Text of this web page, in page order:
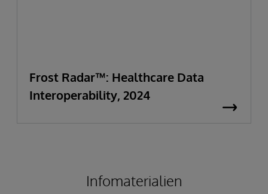
Frost Radar™: Healthcare Data
Interoperability, 2024
Infomaterialien